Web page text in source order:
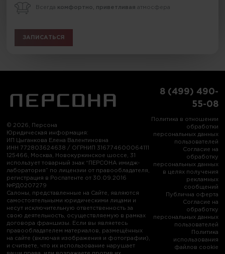
Всегда комфортно, приветливая атмосфера
ЗАПИСАТЬСЯ
© 2026, Персона
Юридическая информация:
ИП Цыганкова Елена Валентиновна
ИНН 772803624638 / ОГРНИП 316774600064111
125466, Москва, Новокуркинское шоссе, 31
использует товарный знак “ПЕРСОНА имидж-
лаборатория” по лицензии от правообладателя,
регистрация в Роспатенте от 30.09.2016
№РД0207279
Салоны, представленные на Сайте, являются
самостоятельными юридическими лицами и
несут исключительную ответственность за
свою деятельность, осуществляемую в рамках
договора франшизы. Если вы являетесь
правообладателем материалов, размещённых
на сайте (включая изображения и фотографии),
и считаете, что их использование нарушает
8 (499) 490-
55-08
Политика в отношении
обработки
персональных данных
пользователей
Согласие на
обработку
персональных данных
в целях получения
рекламных
сообщений
Публична оферта
Согласие на
обработку
персональных данных
пользователей
Политика
использования
файлов cookie